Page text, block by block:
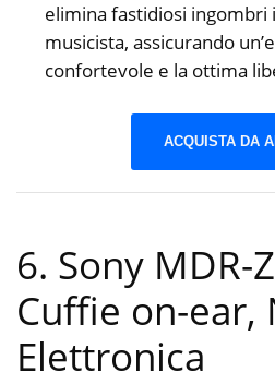
elimina fastidiosi ingombri
musicista, assicurando
confortevole e la ottima
ACQUISTA DA
6. Sony MDR-
Cuffie on-ear,
Elettronica